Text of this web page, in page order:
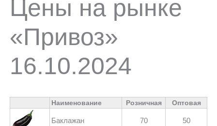
Цены на рынке
«Привоз»
16.10.2024
Наименование Розничная Оптовая
Баклажан 70 50